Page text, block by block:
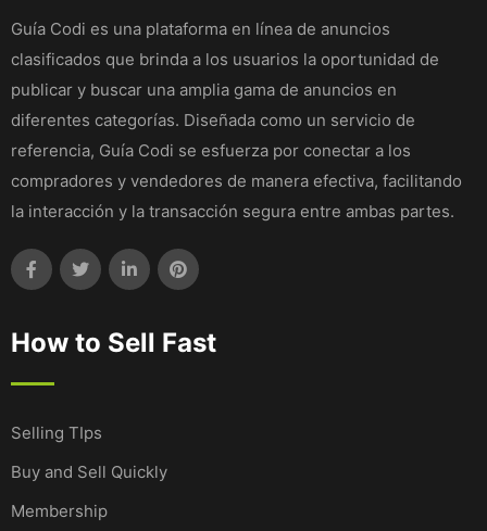
Guía Codi es una plataforma en línea de anuncios
clasificados que brinda a los usuarios la oportunidad de
publicar y buscar una amplia gama de anuncios en
diferentes categorías. Diseñada como un servicio de
referencia, Guía Codi se esfuerza por conectar a los
compradores y vendedores de manera efectiva, facilitando
la interacción y la transacción segura entre ambas partes.
How to Sell Fast
Selling TIps
Buy and Sell Quickly
Membership